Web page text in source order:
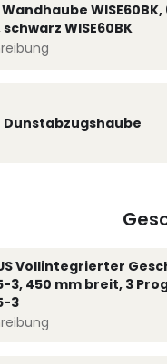
Wandhaube
WISE60BK
Dunstabzugshaube
Vollintegrierter
3, 450 mm breit, 3
3